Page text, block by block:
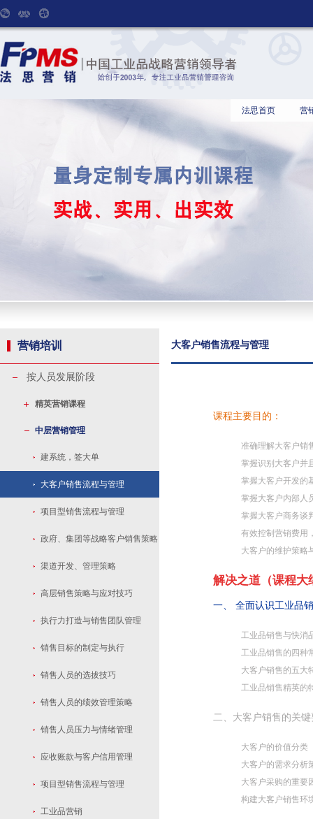
法思首页 营
营销培训
按人员发展阶段
精英营销课程
中层营销管理
建系统，签大单
大客户销售流程与管理
项目型销售流程与管理
政府、集团等战略客户销售策略
与管理
渠道开发、管理策略
高层销售策略与应对技巧
执行力打造与销售团队管理
销售目标的制定与执行
销售人员的选拔技巧
销售人员的绩效管理策略
销售人员压力与情绪管理
应收账款与客户信用管理
项目型销售流程与管理
工业品营销
大客户销售流程与管理
课程主要目的：
准确理解大客户销
掌握识别大客户并
掌握大客户开发的
掌握大客户内部人
掌握大客户商务谈
有效控制营销费用
大客户的维护策略
解决之道（课程大
一、 全面认识工业品
工业品销售与快消
工业品销售的四种
大客户销售的五大
工业品销售精英的
二、大客户销售的关键
大客户的价值分类
大客户的需求分析
大客户采购的重要
构建大客户销售环